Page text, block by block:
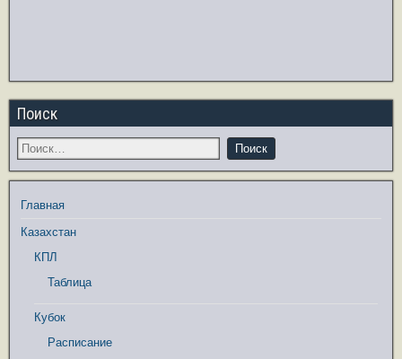
Поиск
Главная
Казахстан
КПЛ
Таблица
Кубок
Расписание